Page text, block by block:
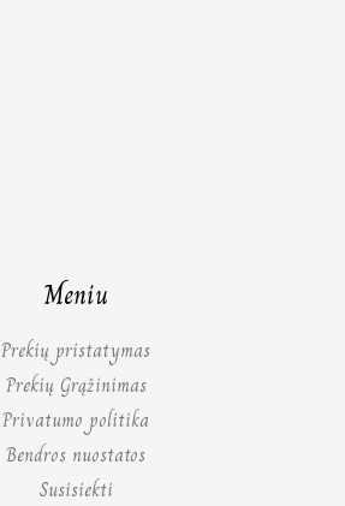
Meniu
Prekių pristatymas
Prekių Grąžinimas
Privatumo politika
Bendros nuostatos
Susisiekti